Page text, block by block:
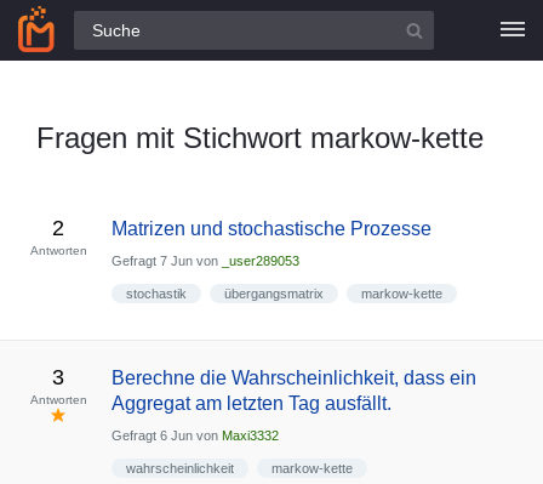
Alle Fragen
Fragen mit Stichwort markow-kette
2
Antworten
Matrizen und stochastische Prozesse
Gefragt 7 Jun von _user289053
stochastik übergangsmatrix markow-kette
3
Antworten
Berechne die Wahrscheinlichkeit, dass ein
Aggregat am letzten Tag ausfällt.
Gefragt 6 Jun von Maxi3332
wahrscheinlichkeit markow-kette